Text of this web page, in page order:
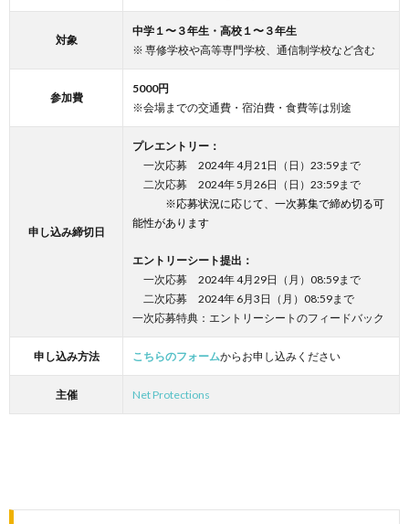
対象
中学１〜３年生・高校１〜３年生
※ 専修学校や高等専門学校、通信制学校など含む
参加費
5000円
※会場までの交通費・宿泊費・食費等は別途
申し込み締切日
プレエントリー：
一次応募 2024年 4月21日（日）23:59まで
二次応募 2024年 5月26日（日）23:59まで
※応募状況に応じて、一次募集で締め切る可
能性があります
エントリーシート提出：
一次応募 2024年 4月29日（月）08:59まで
二次応募 2024年 6月3日（月）08:59まで
一次応募特典：エントリーシートのフィードバック
申し込み方法 こちらのフォームからお申し込みください
主催 Net Protections